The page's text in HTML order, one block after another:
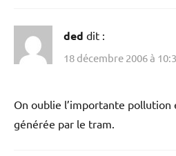
ded dit :
18 décembre 2006 à
On oublie l’importante
générée par le tram.